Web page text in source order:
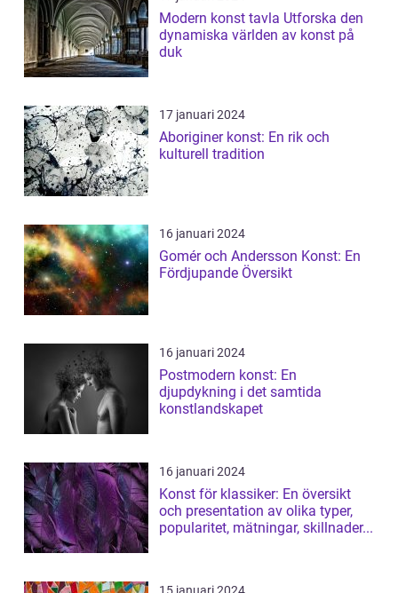
Modern konst tavla Utforska den
dynamiska världen av konst på
duk
17 januari 2024
Aboriginer konst: En rik och
kulturell tradition
16 januari 2024
Gomér och Andersson Konst: En
Fördjupande Översikt
16 januari 2024
Postmodern konst: En
djupdykning i det samtida
konstlandskapet
16 januari 2024
Konst för klassiker: En översikt
och presentation av olika typer,
popularitet, mätningar, skillnader...
15 januari 2024